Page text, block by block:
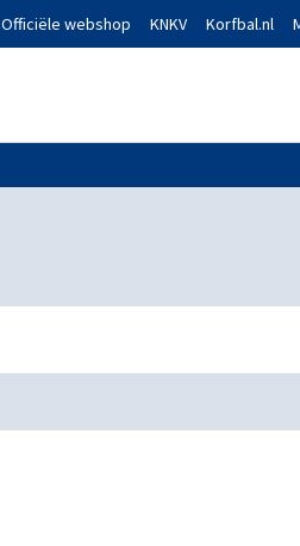
Officiële webshop KNKV Korfbal.nl